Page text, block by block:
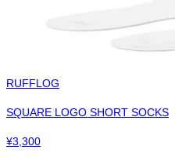
RUFFLOG
SQUARE LOGO SHORT SOCKS
¥3,300